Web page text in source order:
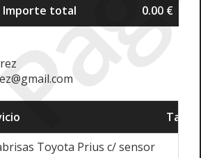
Importe total
0.00 €
Toyota Prius c/ sensor